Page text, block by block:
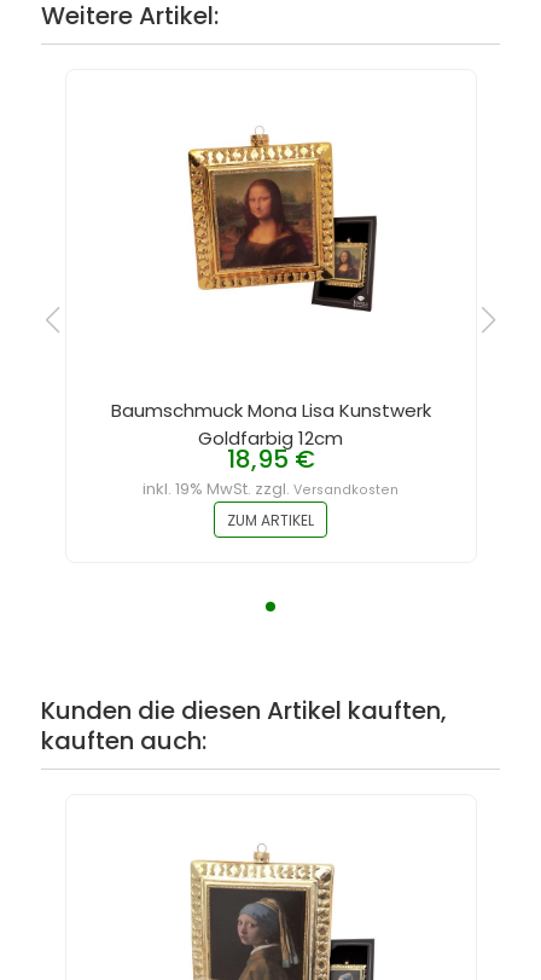
Weitere Artikel:
Baumschmuck Mona Lisa Kunstwerk
Goldfarbig 12cm
18,95 €
inkl. 19% MwSt. zzgl.Versandkosten
ZUM ARTIKEL
Kunden die diesen Artikel kauften,
kauften auch: